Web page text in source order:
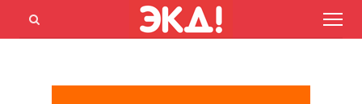
Menu
Открыть